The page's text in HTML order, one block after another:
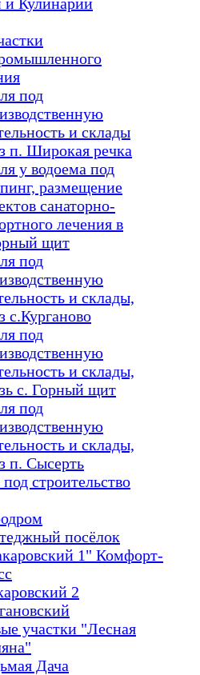
под
и склады
п. Широкая речка
у водоема под
размещение
санаторно-
лечения в
щит
под
и склады,
с.Курганово
под
и склады,
с. Горный щит
под
и склады,
п. Сысерть
строительство
посёлок
1" Комфорт-
2
участки "Лесная
Дача